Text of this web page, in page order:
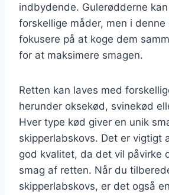
indbydende. Gulerødderne
forskellige måder, men i denne
fokusere på at koge dem
for at maksimere smagen.
Retten kan laves med
herunder oksekød, svinekød
Hver type kød giver en unik
skipperlabskovs. Det er vigtigt
god kvalitet, da det vil påvirke
smag af retten. Når du
skipperlabskovs, er det også